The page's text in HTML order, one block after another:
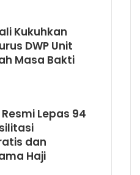
Kukuhkan
DWP Unit
Masa Bakti
Lepas 94
dan
Haji